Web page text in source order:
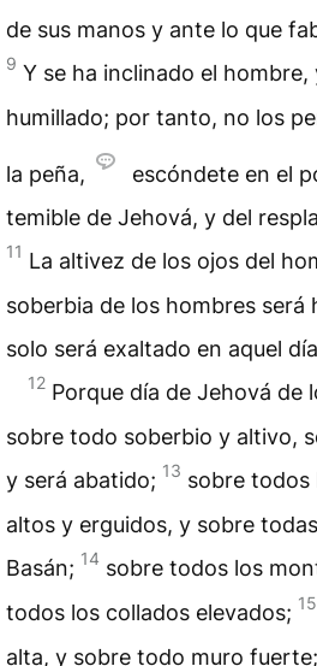
de sus manos y ante lo que
9 Y se ha inclinado el hombre,
humillado; por tanto, no los
la peña,
escóndete en el
temible de Jehová, y del
11 La altivez de los ojos del
soberbia de los hombres será
solo será exaltado en aquel
12 Porque día de Jehová de
sobre todo soberbio y altivo,
y será abatido; 13 sobre todos
altos y erguidos, y sobre
Basán; 14 sobre todos los
todos los collados elevados; 15
alta, y sobre todo muro fuerte;